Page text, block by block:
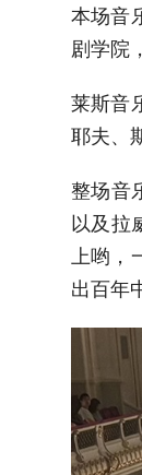
本场音
剧学院
莱斯音
耶夫、
整场音
以及拉
上哟
出百年